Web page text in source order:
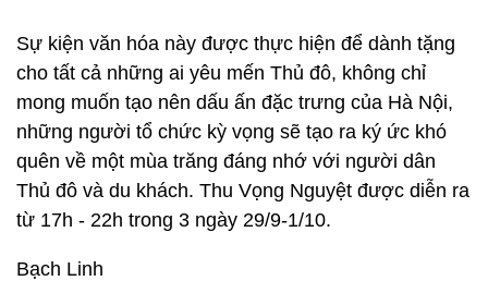
Sự kiện văn hóa này được thực hiện để dành tặng
cho tất cả những ai yêu mến Thủ đô, không chỉ
mong muốn tạo nên dấu ấn đặc trưng của Hà Nội,
những người tổ chức kỳ vọng sẽ tạo ra ký ức khó
quên về một mùa trăng đáng nhớ với người dân
Thủ đô và du khách. Thu Vọng Nguyệt được diễn ra
từ 17h - 22h trong 3 ngày 29/9-1/10.
Bạch Linh